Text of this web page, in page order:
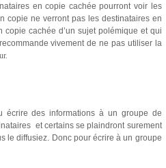
en copie cachée pourront voir les
copie ne verront pas les destinataires en
cachée d’un sujet polémique et qui
vivement de ne pas utiliser la
écrire des informations à un groupe de
et certains se plaindront surement
le diffusiez. Donc pour écrire à un groupe